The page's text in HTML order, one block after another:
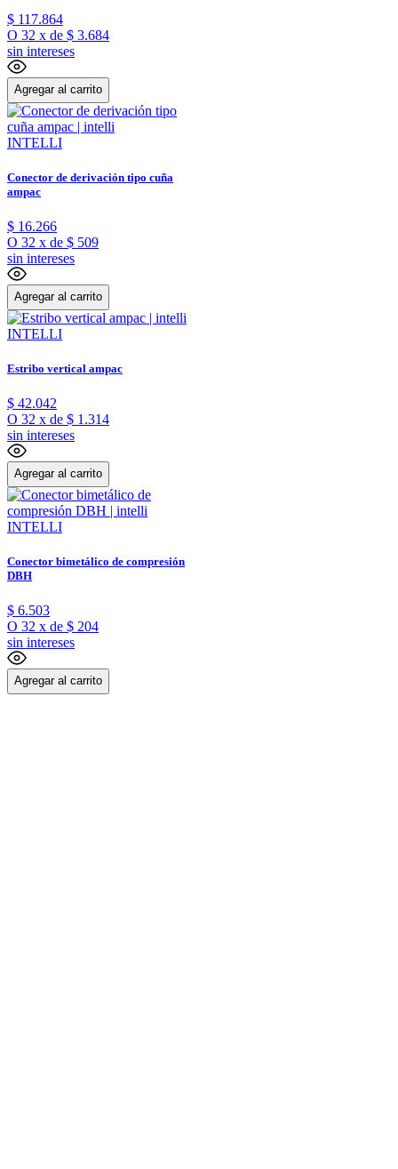
$ 117.864
O 32 x de $ 3.684
sin intereses
Agregar al carrito
INTELLI
Conector de derivación tipo cuña
ampac
$ 16.266
O 32 x de $ 509
sin intereses
Agregar al carrito
INTELLI
Estribo vertical ampac
$ 42.042
O 32 x de $ 1.314
sin intereses
Agregar al carrito
INTELLI
Conector bimetálico de compresión
DBH
$ 6.503
O 32 x de $ 204
sin intereses
Agregar al carrito